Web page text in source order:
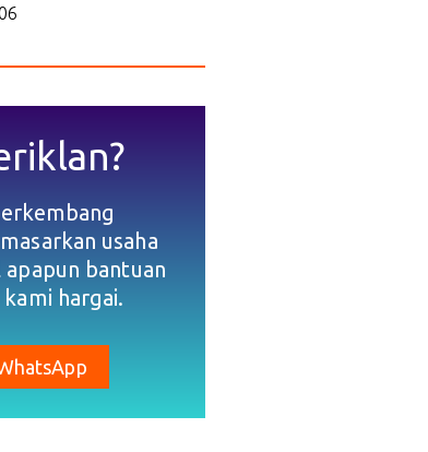
usaha
apapun bantuan
hargai.